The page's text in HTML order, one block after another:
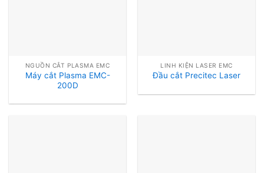
NGUỒN CẮT PLASMA EMC
Máy cắt Plasma EMC-
200D
LINH KIỆN LASER EMC
Đầu cắt Precitec Laser